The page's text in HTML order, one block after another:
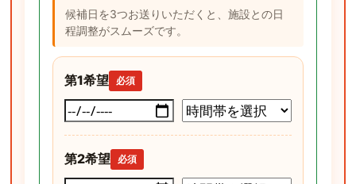
候補日を3つお送りいただくと、施設との日
程調整がスムーズです。
第1希望 必須
第2希望 必須